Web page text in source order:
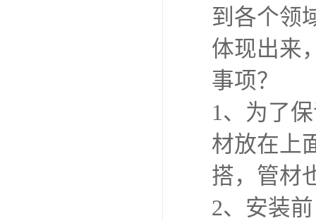
到各个领
体现出来
事项？
1、为了
材放在上
搭，管材
2、安装